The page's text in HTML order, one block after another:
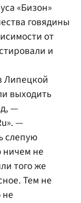
«Бизон»
говядины
от
и
Липецкой
выходить
—
—
слепую
ничем не
того же
Тем не
не